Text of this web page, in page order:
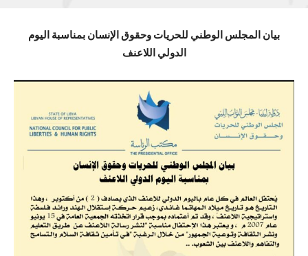
بيان المجلس الوطني للحريات وحقوق الإنسان بمناسبة اليوم
الدولي اللاعنف